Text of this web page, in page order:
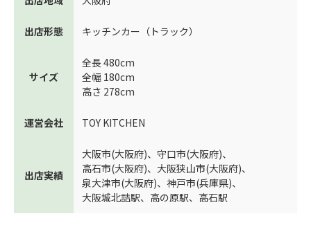
出店形態 キッチンカー（トラック）
サイズ
全長 480cm
全幅 180cm
高さ 278cm
運営会社 TOY KITCHEN
出店実績
大阪市(大阪府)、 守口市(大阪府)、
高石市(大阪府)、 大阪狭山市(大阪府)、
泉大津市(大阪府)、 神戸市(兵庫県)、
大阪城北詰駅、 高の原駅、 高石駅